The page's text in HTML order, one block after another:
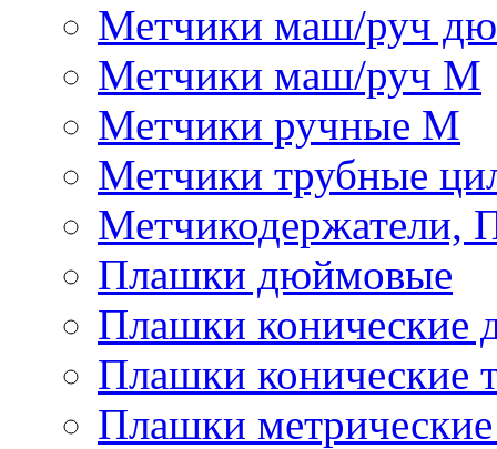
Метчики маш/руч
Метчики маш/руч М
Метчики ручные М
Метчики трубные
Метчикодержатели,
Плашки дюймовые
Плашки
Плашки конические
Плашки